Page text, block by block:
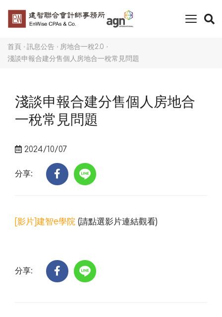
toggle
首頁 訊息公告
房地合一稅2.0
淺談申報合建分售個人房地合一稅常見問題
淺談申報合建分售個人房地合
一稅常見問題
2024/10/07
分享:
[影片]建智e學院 (請點選影片連結觀看)
分享: